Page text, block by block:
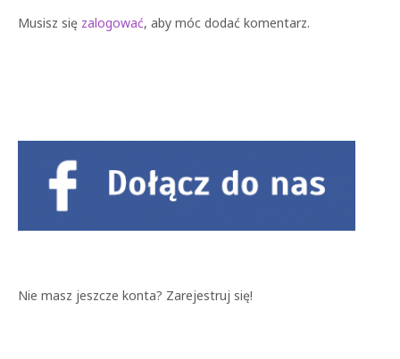
Musisz się zalogować, aby móc dodać komentarz.
Nie masz jeszcze konta? Zarejestruj się!